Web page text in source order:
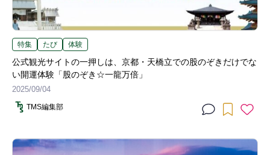
特集 たび 体験
公式観光サイトの一押しは、京都・天橋立での股のぞきだけでな
い開運体験「股のぞき☆一龍万倍」
2025/09/04
TMS編集部